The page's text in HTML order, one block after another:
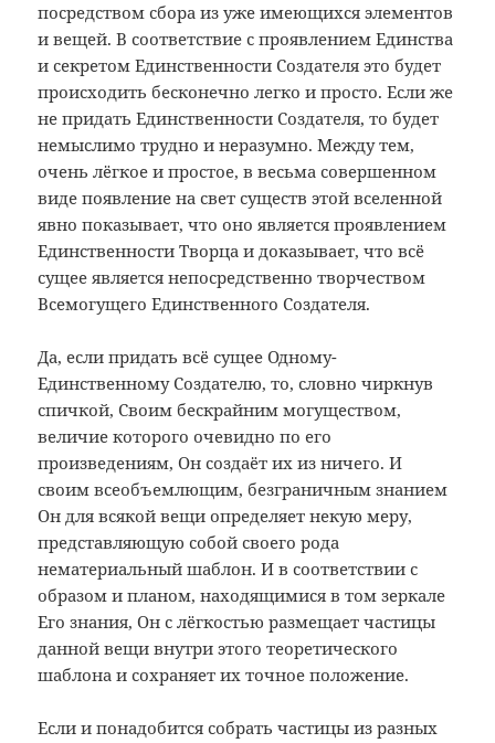
посредством сбора из уже имеющихся элементов
и вещей. В соответствие с проявлением Единства
и секретом Единственности Создателя это будет
происходить бесконечно легко и просто. Если же
не придать Единственности Создателя, то будет
немыслимо трудно и неразумно. Между тем,
очень лёгкое и простое, в весьма совершенном
виде появление на свет существ этой вселенной
явно показывает, что оно является проявлением
Единственности Творца и доказывает, что всё
сущее является непосредственно творчеством
Всемогущего Единственного Создателя.
Да, если придать всё сущее Одному-
Единственному Создателю, то, словно чиркнув
спичкой, Своим бескрайним могуществом,
величие которого очевидно по его
произведениям, Он создаёт их из ничего. И
своим всеобъемлющим, безграничным знанием
Он для всякой вещи определяет некую меру,
представляющую собой своего рода
нематериальный шаблон. И в соответствии с
образом и планом, находящимися в том зеркале
Его знания, Он с лёгкостью размещает частицы
данной вещи внутри этого теоретического
шаблона и сохраняет их точное положение.
Если и понадобится собрать частицы из разных